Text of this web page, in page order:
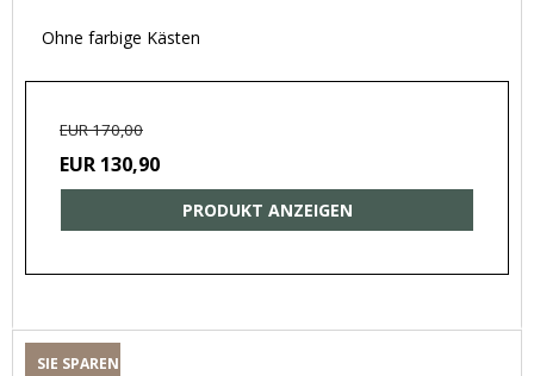
Ohne farbige Kästen
EUR 170,00
EUR 130,90
PRODUKT ANZEIGEN
SIE SPAREN